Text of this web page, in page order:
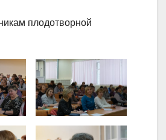
плодотворной